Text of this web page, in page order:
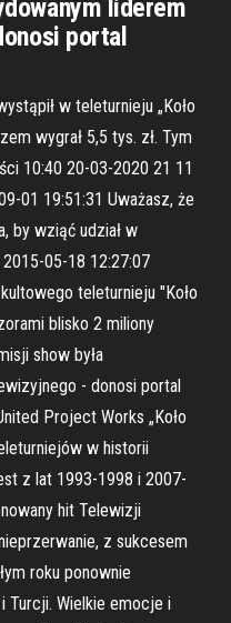
liderem
portal
w teleturnieju „Koło
wygrał 5,5 tys. zł. Tym
10:40 20-03-2020 21 11
01 19:51:31 Uważasz, że
by wziąć udział w
05-18 12:27:07
teleturnieju "Koło
blisko 2 miliony
show była
- donosi portal
Project Works „Koło
w historii
z lat 1993-1998 i 2007-
hit Telewizji
z sukcesem
roku ponownie
Turcji. Wielkie emocje i